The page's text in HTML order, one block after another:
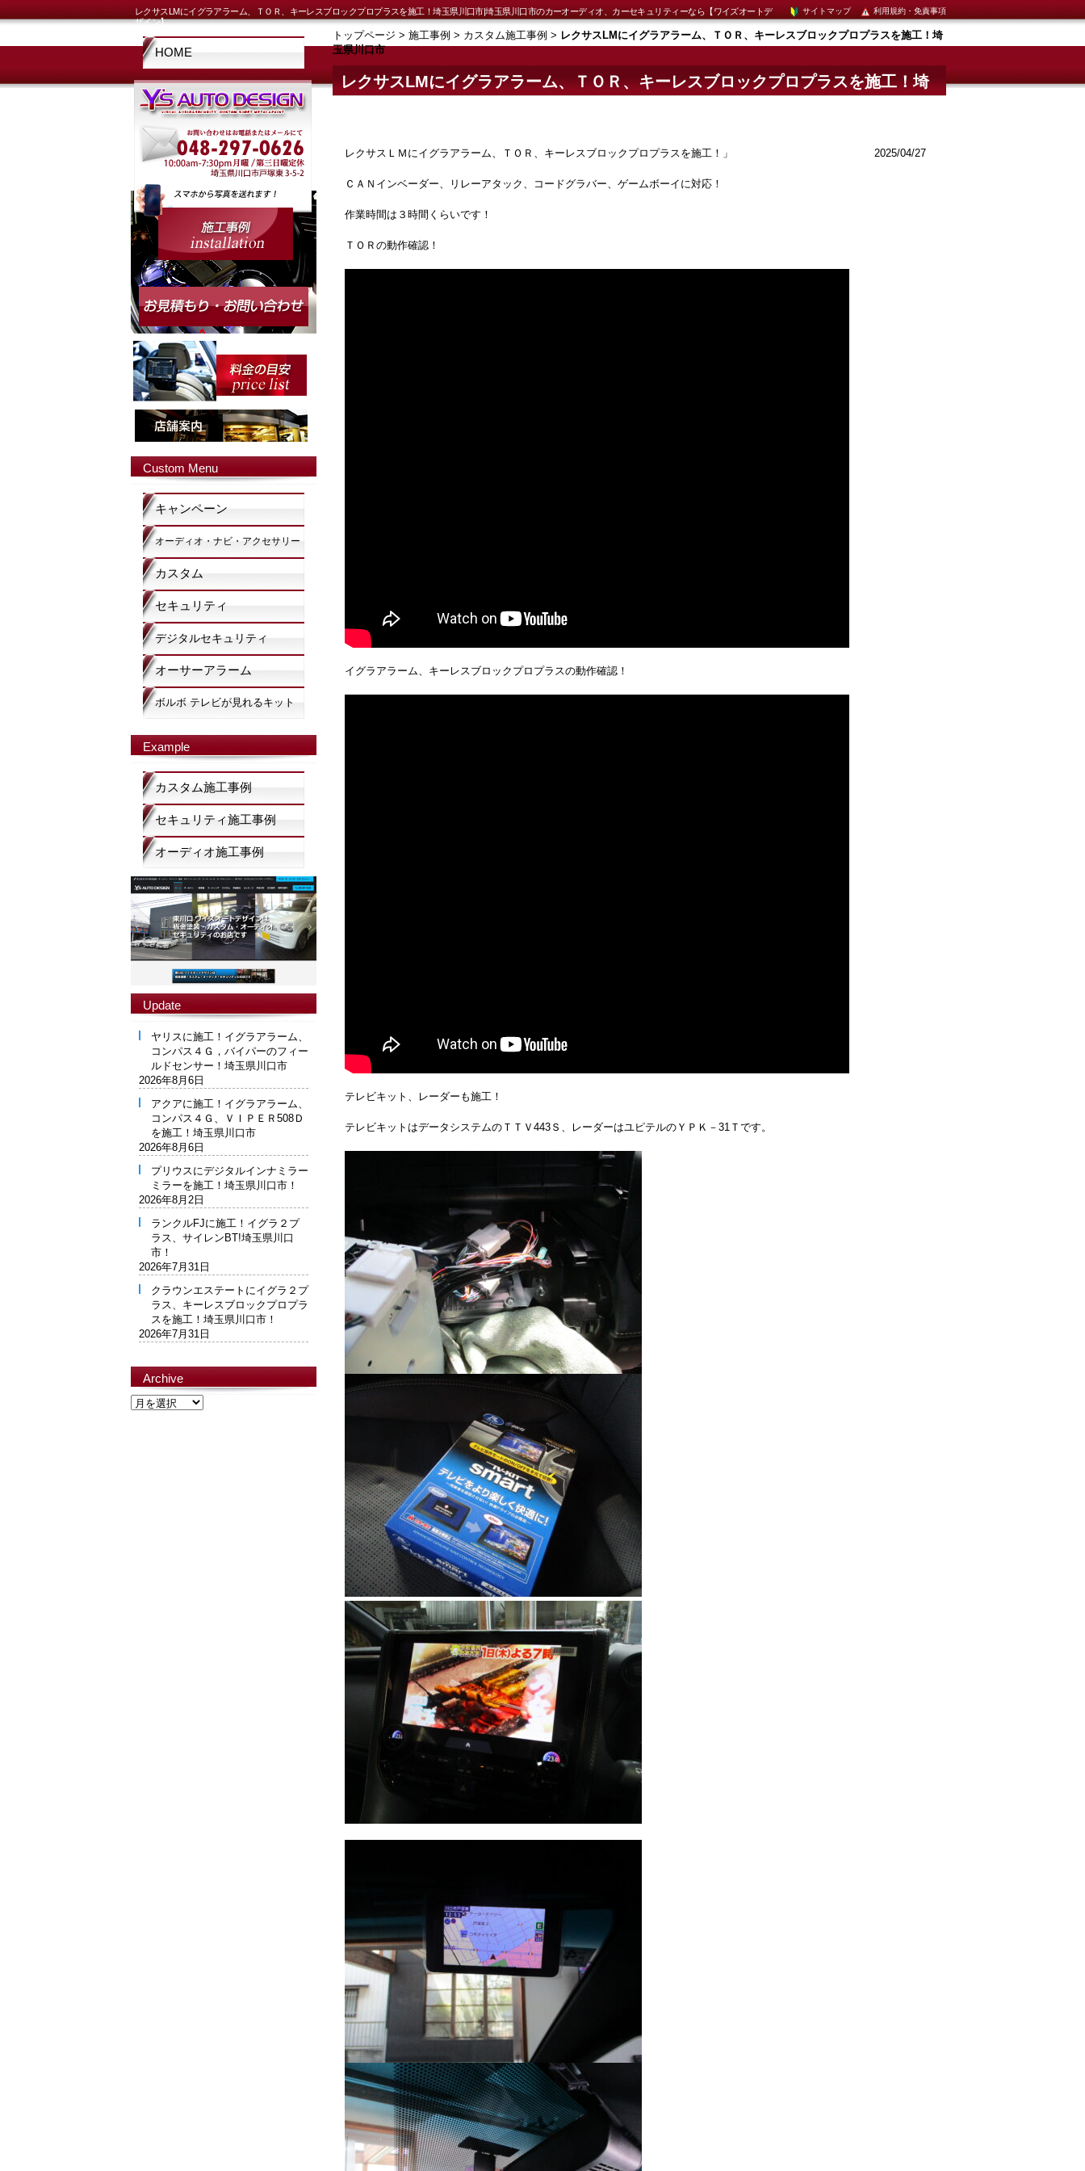
レクサスLMにイグラアラーム、ＴＯＲ、キーレスブロックプロプラスを施工！埼玉県川口市|埼玉県川口市のカーオーディオ、カーセキュリティーなら【ワイズオートデ
ザイン】
利用規約・免責事項
サイトマップ
トップページ > 施工事例 > カスタム施工事例 > レクサスLMにイグラアラーム、ＴＯＲ、キーレスブロックプロプラスを施工！埼
玉県川口市
レクサスLMにイグラアラーム、ＴＯＲ、キーレスブロックプロプラスを施工！埼
2025/04/27
レクサスＬＭにイグラアラーム、ＴＯＲ、キーレスブロックプロプラスを施工！」
ＣＡＮインベーダー、リレーアタック、コードグラバー、ゲームボーイに対応！
作業時間は３時間くらいです！
ＴＯＲの動作確認！
イグラアラーム、キーレスブロックプロプラスの動作確認！
テレビキット、レーダーも施工！
テレビキットはデータシステムのＴＴＶ443Ｓ、レーダーはユピテルのＹＰＫ－31Ｔです。
HOME
Custom Menu
キャンペーン
オーディオ・ナビ・アクセサリー
カスタム
セキュリティ
デジタルセキュリティ
オーサーアラーム
ボルボ テレビが見れるキット
Example
カスタム施工事例
セキュリティ施工事例
オーディオ施工事例
Update
ヤリスに施工！イグラアラーム、
コンパス４Ｇ，バイパーのフィー
ルドセンサー！埼玉県川口市
2026年8月6日
アクアに施工！イグラアラーム、
コンパス４Ｇ、ＶＩＰＥＲ508Ｄ
を施工！埼玉県川口市
2026年8月6日
プリウスにデジタルインナミラー
ミラーを施工！埼玉県川口市！
2026年8月2日
ランクルFJに施工！イグラ２プ
ラス、サイレンBT!埼玉県川口
市！
2026年7月31日
クラウンエステートにイグラ２プ
ラス、キーレスブロックプロプラ
スを施工！埼玉県川口市！
2026年7月31日
Archive
Archive